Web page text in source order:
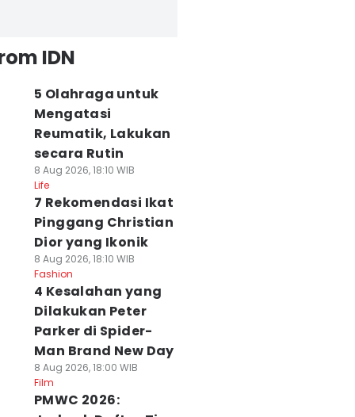
IDN
5 Olahraga untuk
Mengatasi
Reumatik, Lakukan
secara Rutin
8 Aug 2026, 18:10 WIB
Life
7 Rekomendasi Ikat
Pinggang Christian
Dior yang Ikonik
8 Aug 2026, 18:10 WIB
Fashion
4 Kesalahan yang
Dilakukan Peter
Parker di Spider-
Man Brand New Day
8 Aug 2026, 18:00 WIB
Film
PMWC 2026: